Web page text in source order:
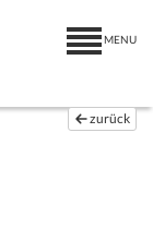
MENU
zurück